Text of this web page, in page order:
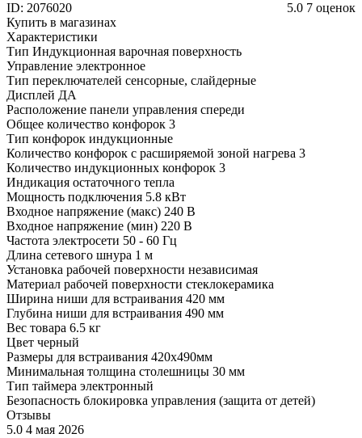
ID: 2076020 5.0 7 оценок
Купить в магазинах
Характеристики
Тип Индукционная варочная поверхность
Управление электронное
Тип переключателей сенсорные, слайдерные
Дисплей ДА
Расположение панели управления спереди
Общее количество конфорок 3
Тип конфорок индукционные
Количество конфорок с расширяемой зоной нагрева 3
Количество индукционных конфорок 3
Индикация остаточного тепла
Мощность подключения 5.8 кВт
Входное напряжение (макс) 240 В
Входное напряжение (мин) 220 В
Частота электросети 50 - 60 Гц
Длина сетевого шнура 1 м
Установка рабочей поверхности независимая
Материал рабочей поверхности стеклокерамика
Ширина ниши для встраивания 420 мм
Глубина ниши для встраивания 490 мм
Вес товара 6.5 кг
Цвет черный
Размеры для встраивания 420x490мм
Минимальная толщина столешницы 30 мм
Тип таймера электронный
Безопасность блокировка управления (защита от детей)
Отзывы
5.0 4 мая 2026